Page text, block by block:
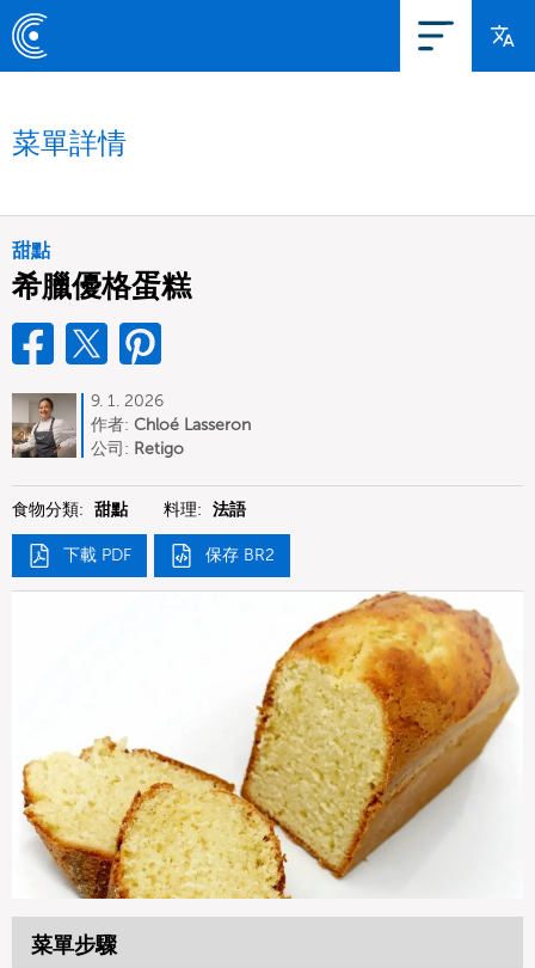
菜單詳情
甜點
希臘優格蛋糕
9. 1. 2026
作者: Chloé Lasseron
公司: Retigo
食物分類: 甜點 料理: 法語
下載 PDF 保存 BR2
菜單步驟